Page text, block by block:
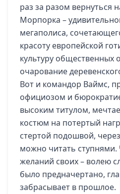
раз за разом вернуться
Морпорка –
мегаполиса,
красоту европейской
культуру общественных
очарование
Вот и командор Ваймс,
официозом и
высоким титулом,
костюм на потертый
стертой подошвой,
можно читать ступнями.
желаний своих – волею
было предначертано,
забрасывает в прошлое.